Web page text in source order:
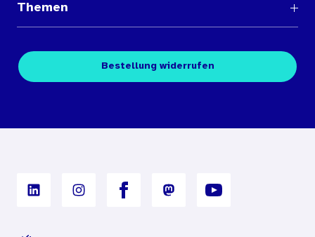
Medienübersichten
Kontakt
Themen
Fachpublikationen
Digitales Archiv
Bestellung widerrufen